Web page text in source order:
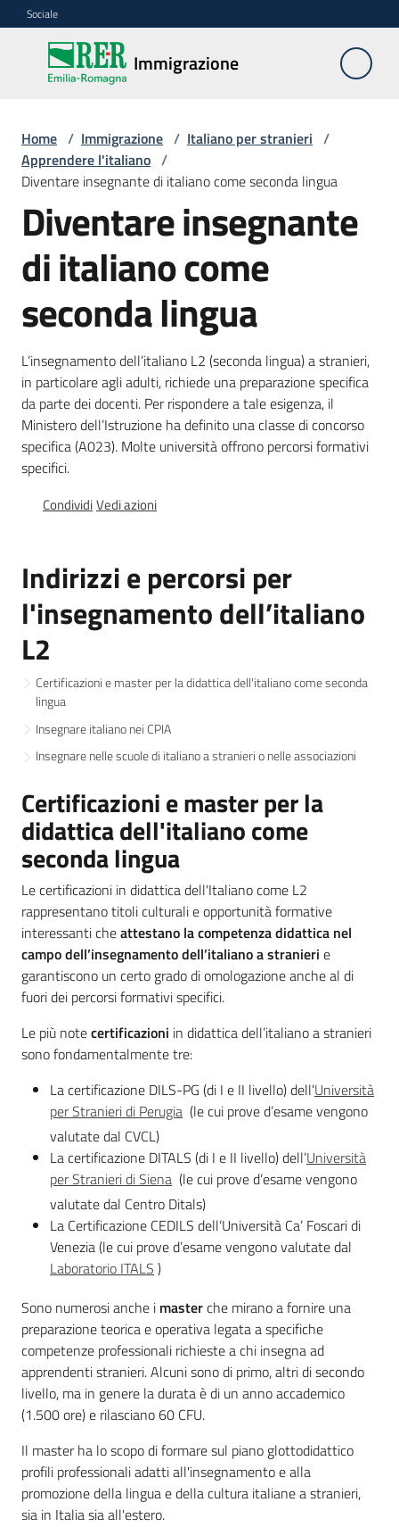
Vai al contenuto
Vai alla navigazione
Vai al footer
Sociale
Immigrazione
Immigrazione
Interventi
Progetti
europei
Documentazione
Osservatorio
regionale
sul
fenomeno
migratorio
Sociale
Argomenti
Novità
Leggi Atti Bandi
Piani Programmi
Progetti
Home / Immigrazione / Italiano per stranieri /
Apprendere l'italiano /
Diventare insegnante di italiano come seconda lingua
Diventare insegnante
di italiano come
seconda lingua
L’insegnamento dell’italiano L2 (seconda lingua) a stranieri,
in particolare agli adulti, richiede una preparazione specifica
da parte dei docenti. Per rispondere a tale esigenza, il
Ministero dell’Istruzione ha definito una classe di concorso
specifica (A023). Molte università offrono percorsi formativi
specifici.
CondividiVedi azioni
Indirizzi e percorsi per
l'insegnamento dell’italiano
L2
Certificazioni e master per la didattica dell'italiano come seconda
lingua
Insegnare italiano nei CPIA
Insegnare nelle scuole di italiano a stranieri o nelle associazioni
Certificazioni e master per la
didattica dell'italiano come
seconda lingua
Le certificazioni in didattica dell'Italiano come L2
rappresentano titoli culturali e opportunità formative
interessanti cheattestano la competenza didattica nel
campo dell’insegnamento dell’italiano a stranieri e
garantiscono un certo grado di omologazione anche al di
fuori dei percorsi formativi specifici.
Le più notecertificazioni in didattica dell’italiano a stranieri
sono fondamentalmente tre:
La certificazione DILS-PG (di I e II livello) dell’Università
per Stranieri di Perugia (le cui prove d’esame vengono
valutate dal CVCL)
La certificazione DITALS (di I e II livello) dell’Università
per Stranieri di Siena (le cui prove d’esame vengono
valutate dal Centro Ditals)
La Certificazione CEDILS dell’Università Ca’ Foscari di
Venezia (le cui prove d’esame vengono valutate dal
Laboratorio ITALS )
Sono numerosi anche i masterche mirano a fornire una
preparazione teorica e operativa legata a specifiche
competenze professionali richieste a chi insegna ad
apprendenti stranieri. Alcuni sono di primo, altri di secondo
livello, ma in genere la durata è di un anno accademico
(1.500 ore) e rilasciano 60 CFU.
Il master ha lo scopo di formare sul piano glottodidattico
profili professionali adatti all'insegnamento e alla
promozione della lingua e della cultura italiane a stranieri,
sia in Italia sia all'estero.